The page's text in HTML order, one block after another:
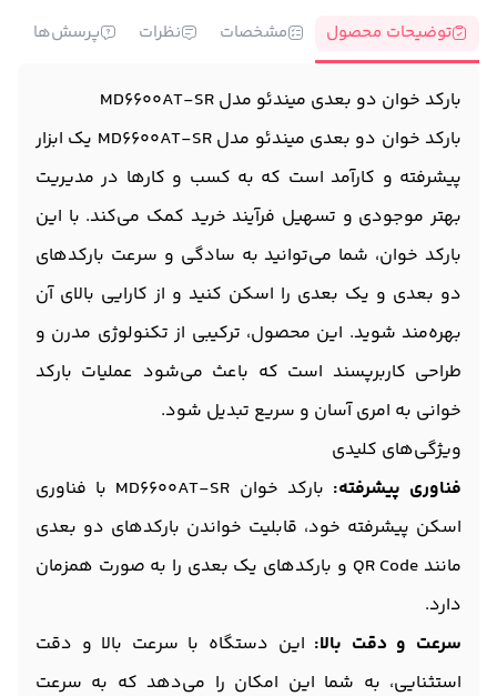
توضیحات محصول مشخصات نظرات پرسش‌ها
بارکد خوان دو بعدی میندئو مدل MD6600AT-SR
بارکد خوان دو بعدی میندئو مدل MD6600AT-SR یک ابزار
پیشرفته و کارآمد است که به کسب و کارها در مدیریت
بهتر موجودی و تسهیل فرآیند خرید کمک می‌کند. با این
بارکد خوان، شما می‌توانید به سادگی و سرعت بارکدهای
دو بعدی و یک بعدی را اسکن کنید و از کارایی بالای آن
بهره‌مند شوید. این محصول، ترکیبی از تکنولوژی مدرن و
طراحی کاربرپسند است که باعث می‌شود عملیات بارکد
خوانی به امری آسان و سریع تبدیل شود.
ویژگی‌های کلیدی
فناوری پیشرفته:
بارکد خوان MD6600AT-SR با فناوری
اسکن پیشرفته خود، قابلیت خواندن بارکدهای دو بعدی
مانند QR Code و بارکدهای یک بعدی را به صورت همزمان
دارد.
سرعت و دقت بالا: این دستگاه با سرعت بالا و دقت
استثنایی، به شما این امکان را می‌دهد که به سرعت